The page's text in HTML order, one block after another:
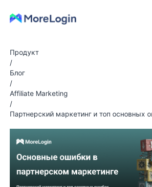
Продукт
/
Блог
/
Affiliate Marketing
/
Партнерский маркетинг и топ основных